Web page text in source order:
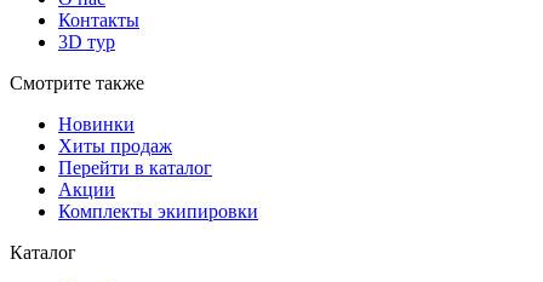
Контакты
3D тур
Смотрите также
Новинки
Хиты продаж
Перейти в каталог
Акции
Комплекты экипировки
Каталог